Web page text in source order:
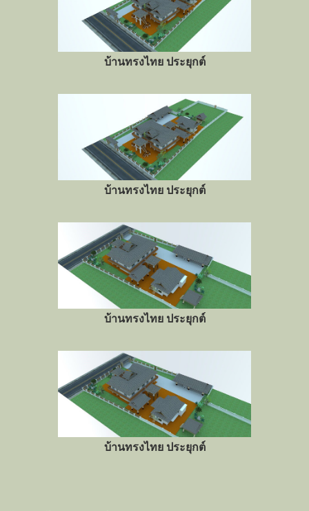
บ้านทรงไทย ประยุกต์
บ้านทรงไทย ประยุกต์
บ้านทรงไทย ประยุกต์
บ้านทรงไทย ประยุกต์